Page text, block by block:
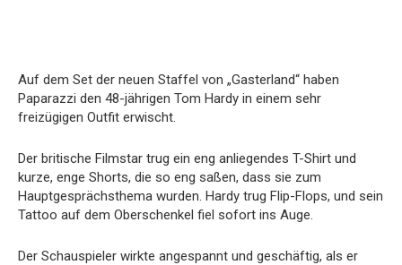
Auf dem Set der neuen Staffel von „Gasterland“ haben
Paparazzi den 48-jährigen Tom Hardy in einem sehr
freizügigen Outfit erwischt.
Der britische Filmstar trug ein eng anliegendes T-Shirt und
kurze, enge Shorts, die so eng saßen, dass sie zum
Hauptgesprächsthema wurden. Hardy trug Flip-Flops, und sein
Tattoo auf dem Oberschenkel fiel sofort ins Auge.
Der Schauspieler wirkte angespannt und geschäftig, als er